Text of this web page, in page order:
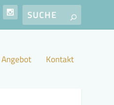
Angebot Kontakt